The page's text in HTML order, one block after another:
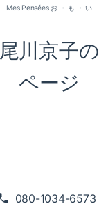
080-1034-6573
尾川京子の
ページ
Mes Pensées お ・ も ・ い